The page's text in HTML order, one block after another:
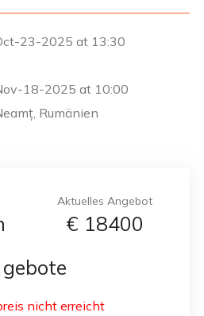
23-2025 at 13:30
18-2025 at 10:00
Rumänien
Aktuelles Angebot
€ 18400
nicht erreicht